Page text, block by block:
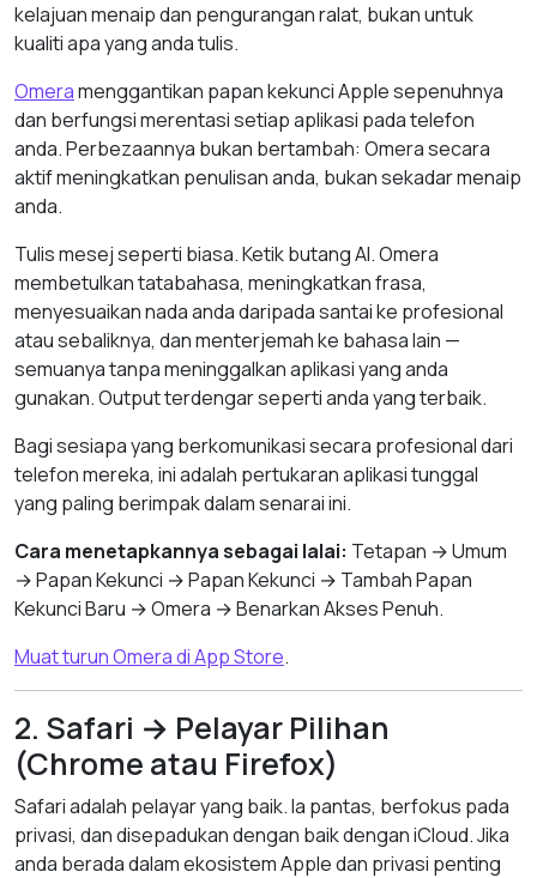
kelajuan menaip dan pengurangan ralat, bukan untuk
kualiti apa yang anda tulis.
Omeramenggantikan papan kekunci Apple sepenuhnya
dan berfungsi merentasi setiap aplikasi pada telefon
anda. Perbezaannya bukan bertambah: Omera secara
aktif meningkatkan penulisan anda, bukan sekadar menaip
anda.
Tulis mesej seperti biasa. Ketik butang AI. Omera
membetulkan tatabahasa, meningkatkan frasa,
menyesuaikan nada anda daripada santai ke profesional
atau sebaliknya, dan menterjemah ke bahasa lain —
semuanya tanpa meninggalkan aplikasi yang anda
gunakan. Output terdengar seperti anda yang terbaik.
Bagi sesiapa yang berkomunikasi secara profesional dari
telefon mereka, ini adalah pertukaran aplikasi tunggal
yang paling berimpak dalam senarai ini.
Cara menetapkannya sebagai lalai: Tetapan → Umum
→ Papan Kekunci → Papan Kekunci → Tambah Papan
Kekunci Baru → Omera → Benarkan Akses Penuh.
Muat turun Omera di App Store.
2. Safari → Pelayar Pilihan
(Chrome atau Firefox)
Safari adalah pelayar yang baik. Ia pantas, berfokus pada
privasi, dan disepadukan dengan baik dengan iCloud. Jika
anda berada dalam ekosistem Apple dan privasi penting